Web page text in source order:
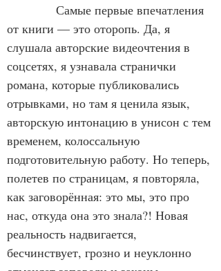
Самые первые впечатления
от книги — это оторопь. Да, я
слушала авторские видеочтения в
соцсетях, я узнавала странички
романа, которые публиковались
отрывками, но там я ценила язык,
авторскую интонацию в унисон с тем
временем, колоссальную
подготовительную работу. Но теперь,
полетев по страницам, я повторяла,
как заговорённая: это мы, это про
нас, откуда она это знала?! Новая
реальность надвигается,
бесчинствует, грозно и неуклонно